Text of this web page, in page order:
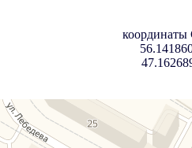
координаты